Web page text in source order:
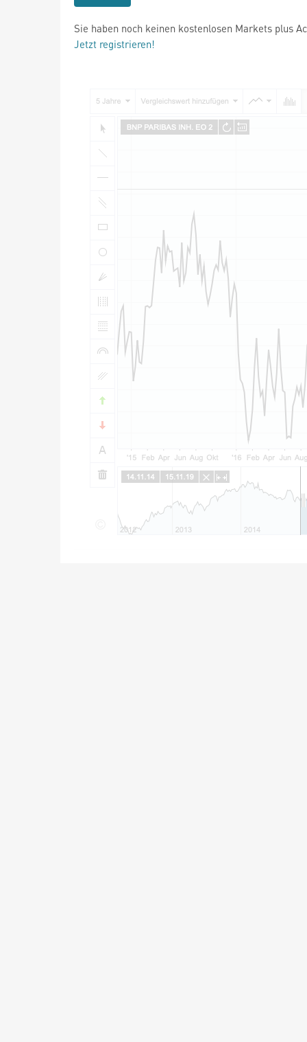
Sie haben noch keinen kostenlosen Markets plus
Jetzt registrieren!